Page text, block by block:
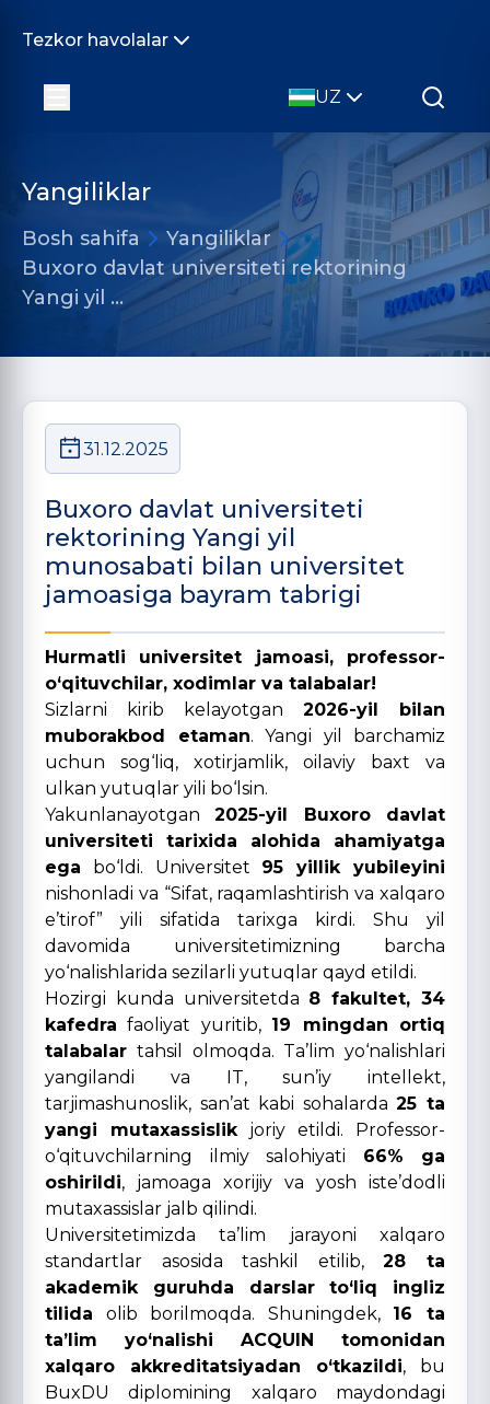
Tezkor havolalar
UZ
Yangiliklar
Bosh sahifa
Yangiliklar
Buxoro davlat universiteti rektorining
Yangi yil …
31.12.2025
Buxoro davlat universiteti
rektorining Yangi yil
munosabati bilan universitet
jamoasiga bayram tabrigi
Hurmatli universitet jamoasi, professor-
o‘qituvchilar, xodimlar va talabalar!
Sizlarni kirib kelayotgan 2026-yil bilan
muborakbod etaman. Yangi yil barchamiz
uchun sog‘liq, xotirjamlik, oilaviy baxt va
ulkan yutuqlar yili bo‘lsin.
Yakunlanayotgan2025-yil Buxoro davlat
universiteti tarixida alohida ahamiyatga
ega bo‘ldi. Universitet 95 yillik yubileyini
nishonladi va “Sifat, raqamlashtirish va xalqaro
e’tirof” yili sifatida tarixga kirdi. Shu yil
davomida universitetimizning barcha
yo‘nalishlarida sezilarli yutuqlar qayd etildi.
Hozirgi kunda universitetda 8 fakultet, 34
kafedra faoliyat yuritib, 19 mingdan ortiq
talabalar tahsil olmoqda. Ta’lim yo‘nalishlari
yangilandi va IT, sun’iy intellekt,
tarjimashunoslik, san’at kabi sohalarda25 ta
yangi mutaxassislikjoriy etildi. Professor-
o‘qituvchilarning ilmiy salohiyati 66% ga
oshirildi, jamoaga xorijiy va yosh iste’dodli
mutaxassislar jalb qilindi.
Universitetimizda ta’lim jarayoni xalqaro
standartlar asosida tashkil etilib,28 ta
akademik guruhda darslar to‘liq ingliz
tilida olib borilmoqda. Shuningdek, 16 ta
ta’lim yo‘nalishi ACQUIN tomonidan
xalqaro akkreditatsiyadan o‘tkazildi, bu
BuxDU diplomining xalqaro maydondagi